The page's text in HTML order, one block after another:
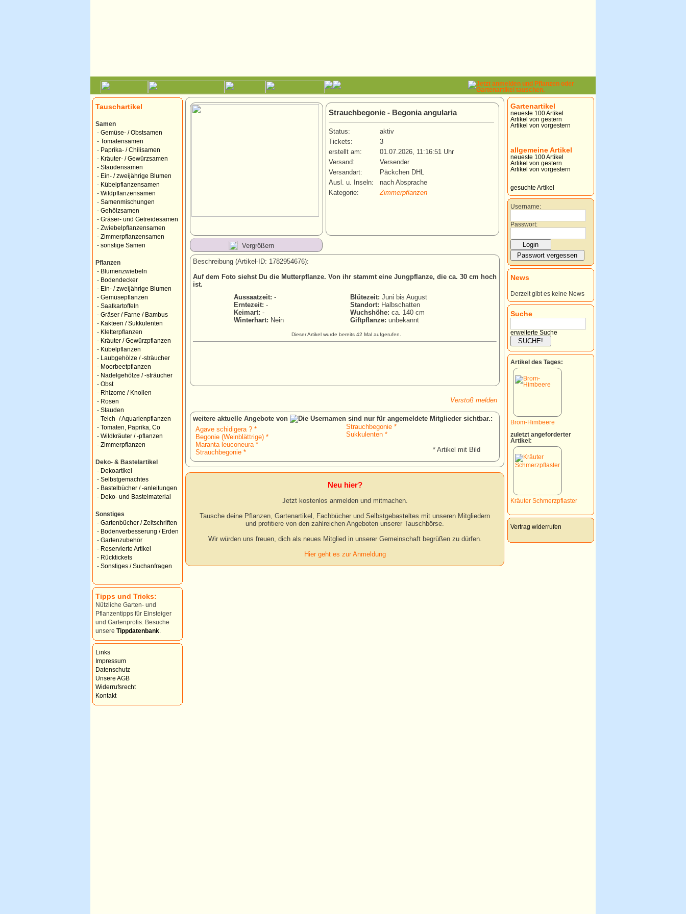
Tauschartikel
Samen
- Gemüse- / Obstsamen
- Tomatensamen
- Paprika- / Chilisamen
- Kräuter- / Gewürzsamen
- Staudensamen
- Ein- / zweijährige Blumen
- Kübelpflanzensamen
- Wildpflanzensamen
- Samenmischungen
- Gehölzsamen
- Gräser- und Getreidesamen
- Zwiebelpflanzensamen
- Zimmerpflanzensamen
- sonstige Samen
Pflanzen
- Blumenzwiebeln
- Bodendecker
- Ein- / zweijährige Blumen
- Gemüsepflanzen
- Saatkartoffeln
- Gräser / Farne / Bambus
- Kakteen / Sukkulenten
- Kletterpflanzen
- Kräuter / Gewürzpflanzen
- Kübelpflanzen
-
Laubgehölze / -sträucher
- Moorbeetpflanzen
- Nadelgehölze / -sträucher
- Obst
- Rhizome / Knollen
- Rosen
- Stauden
- Teich- / Aquarienpflanzen
- Tomaten, Paprika, Co
- Wildkräuter / -pflanzen
- Zimmerpflanzen
Deko- & Bastelartikel
- Dekoartikel
- Selbstgemachtes
- Bastelbücher / -anleitungen
- Deko- und Bastelmaterial
Sonstiges
- Gartenbücher / Zeitschriften
- Bodenverbesserung / Erden
- Gartenzubehör
- Reservierte Artikel
- Rücktickets
- Sonstiges / Suchanfragen
Tipps und Tricks:
Nützliche Garten- und
Pflanzentipps für Einsteiger
und Gartenprofis. Besuche
unsere Tippdatenbank
Links
Impressum
Datenschutz
Unsere AGB
Widerrufsrecht
Kontakt
Strauchbegonie - Begonia angularia
Status:
aktiv
Tickets:
3
erstellt am:
01.07.2026, 11:16:51 Uhr
Versand:
Versender
Versandart:
Päckchen DHL
Ausl. u. Inseln:
nach Absprache
Kategorie:
Zimmerpflanzen
Vergrößern
Beschreibung (Artikel-ID: 1782954676):
Auf dem Foto siehst Du die Mutterpflanze. Von ihr stammt eine Jungpflanze, die ca. 30 cm hoch
ist.
Aussaatzeit: - Blütezeit: Juni bis August
Erntezeit: - Standort: Halbschatten
Keimart: - Wuchshöhe: ca. 140 cm
Winterhart: Nein Giftpflanze: unbekannt
Dieser Artikel wurde bereits 42 Mal aufgerufen.
Verstoß melden
weitere aktuelle Angebote von
:
Agave schidigera ? *
Begonie (Weinblättrige) *
Maranta leuconeura *
Strauchbegonie *
Strauchbegonie *
Sukkulenten *
* Artikel mit Bild
Neu hier?
Jetzt kostenlos anmelden und mitmachen.
Tausche deine Pflanzen, Gartenartikel, Fachbücher und Selbstgebasteltes mit unseren Mitgliedern
und profitiere von den zahlreichen Angeboten unserer Tauschbörse.
Wir würden uns freuen, dich als neues Mitglied in unserer Gemeinschaft begrüßen zu dürfen.
Hier geht es zur Anmeldung
Gartenartikel
neueste 100 Artikel
Artikel von gestern
Artikel von vorgestern
allgemeine Artikel
neueste 100 Artikel
Artikel von gestern
Artikel von vorgestern
gesuchte Artikel
Username:
Passwort:
News
Derzeit gibt es keine News
Suche
erweiterte Suche
Artikel des Tages:
Brom-Himbeere
zuletzt angeforderter
Artikel:
Kräuter Schmerzpflaster
Vertrag widerrufen